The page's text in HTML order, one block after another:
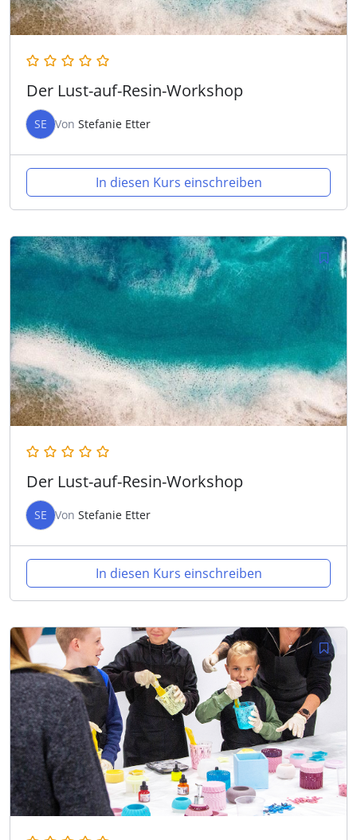
Der Lust-auf-Resin-Workshop
SE Von Stefanie Etter
In diesen Kurs einschreiben
Der Lust-auf-Resin-Workshop
SE Von Stefanie Etter
In diesen Kurs einschreiben